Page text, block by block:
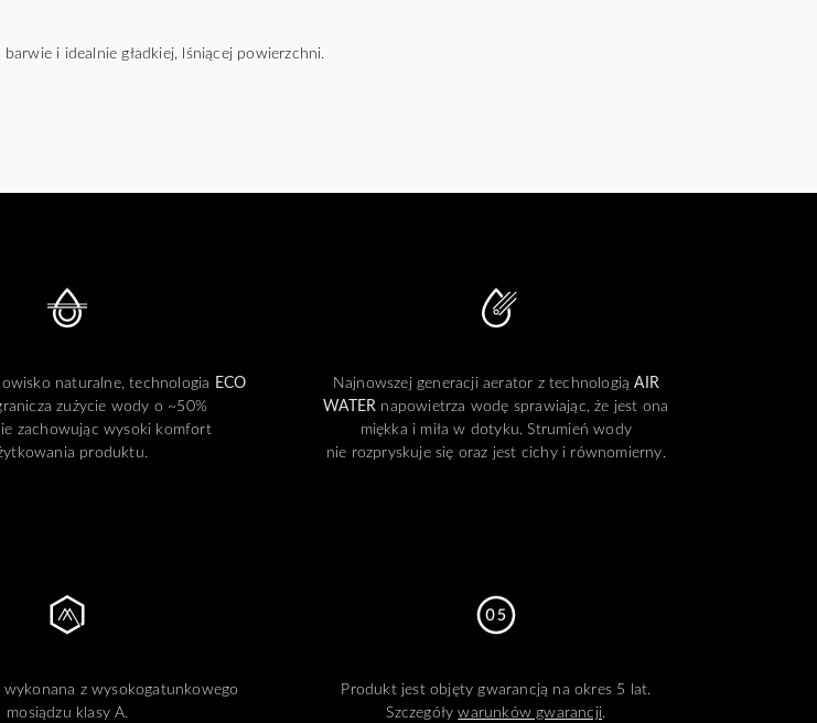
i idealnie gładkiej, lśniącej powierzchni.
naturalne, technologia ECO
zużycie wody o ~50%
zachowując wysoki komfort
produktu.
Najnowszej generacji aerator z technologiąAIR
WATER napowietrza wodę sprawiając, że jest ona
miękka i miła w dotyku. Strumień wody
nie rozpryskuje się oraz jest cichy i równomierny.
wykonana z wysokogatunkowego
mosiądzu klasy A.
Produkt jest objęty gwarancją na okres 5 lat.
Szczegóływarunków gwarancji.